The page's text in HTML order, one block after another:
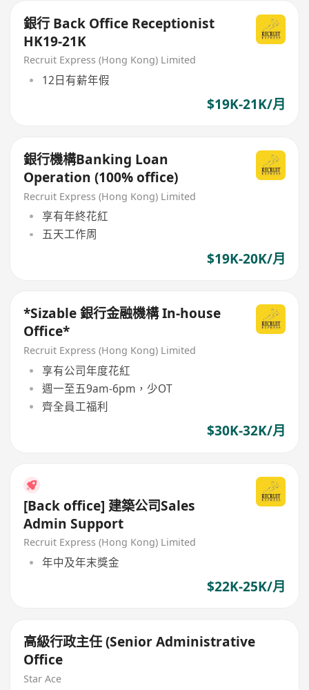
銀行 Back Office Receptionist
HK19-21K
Recruit Express (Hong Kong) Limited
12日有薪年假
$19K-21K/月
銀行機構Banking Loan
Operation (100% office)
Recruit Express (Hong Kong) Limited
享有年終花紅
五天工作周
$19K-20K/月
*Sizable 銀行金融機構 In-house
Office*
Recruit Express (Hong Kong) Limited
享有公司年度花紅
週一至五9am-6pm，少OT
齊全員工福利
$30K-32K/月
[Back office] 建築公司Sales
Admin Support
Recruit Express (Hong Kong) Limited
年中及年末獎金
$22K-25K/月
高級行政主任 (Senior Administrative
Office
Star Ace